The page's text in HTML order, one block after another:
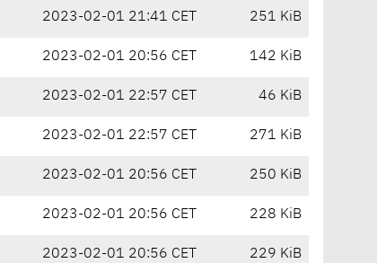
2023-02-01 21:41 CET 251 KiB
2023-02-01 20:56 CET 142 KiB
2023-02-01 22:57 CET 46 KiB
2023-02-01 22:57 CET 271 KiB
2023-02-01 20:56 CET 250 KiB
2023-02-01 20:56 CET 228 KiB
2023-02-01 20:56 CET 229 KiB